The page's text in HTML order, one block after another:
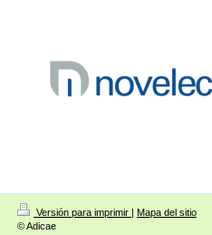
Versión para imprimir | Mapa del sitio
© Adicae